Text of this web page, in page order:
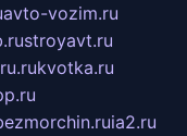
avto-vozim.ru
stroyavt.ru
kvotka.ru
ia2.ru